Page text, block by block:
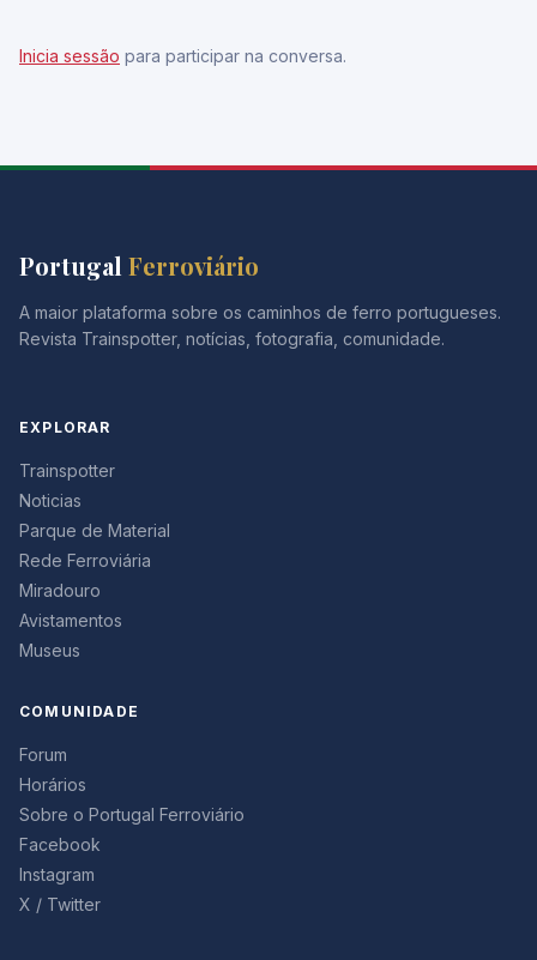
Inicia sessão para participar na conversa.
Portugal Ferroviário
A maior plataforma sobre os caminhos de ferro portugueses.
Revista Trainspotter, notícias, fotografia, comunidade.
EXPLORAR
Trainspotter
Noticias
Parque de Material
Rede Ferroviária
Miradouro
Avistamentos
Museus
COMUNIDADE
Forum
Horários
Sobre o Portugal Ferroviário
Facebook
Instagram
X / Twitter